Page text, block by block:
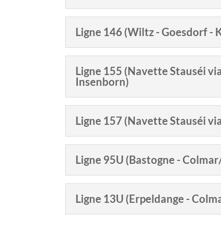
Ligne 146 (Wiltz - Goesdorf -
Ligne 155 (Navette Stauséi
Insenborn)
Ligne 157 (Navette Stauséi
Ligne 95U (Bastogne -
Ligne 13U (Erpeldange -